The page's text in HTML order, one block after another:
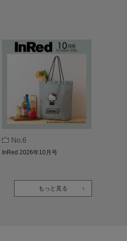
No.6
InRed 2026年10月号
もっと見る